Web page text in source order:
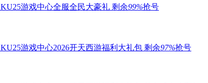
KU25游戏中心全服全民大豪礼 剩余99%抢号
KU25游戏中心2026开天西游福利大礼包 剩余97%抢号